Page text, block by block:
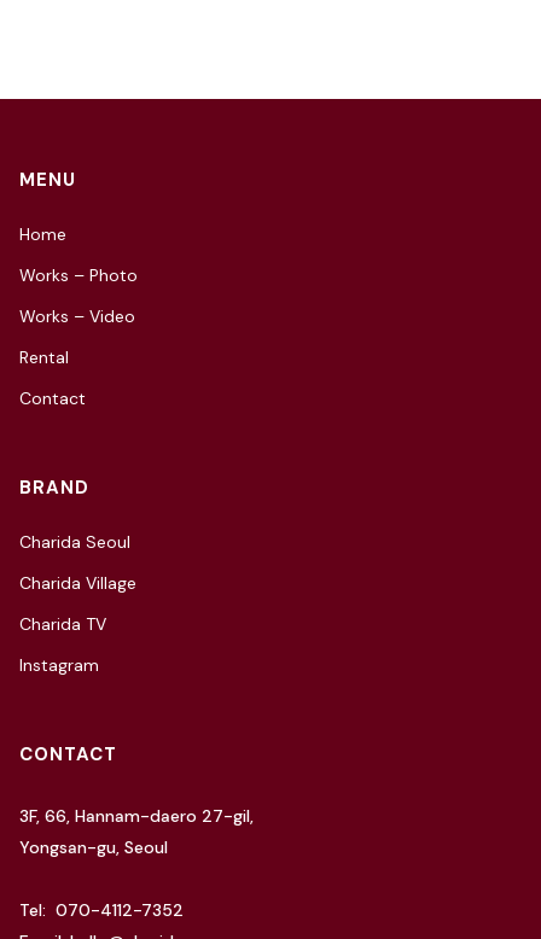
MENU
Home
Works – Photo
Works – Video
Rental
Contact
BRAND
Charida Seoul
Charida Village
Charida TV
Instagram
CONTACT
3F, 66, Hannam-daero 27-gil,
Yongsan-gu, Seoul
Tel: 070-4112-7352